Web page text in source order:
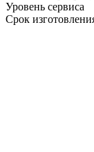
Уровень сервиса
Срок